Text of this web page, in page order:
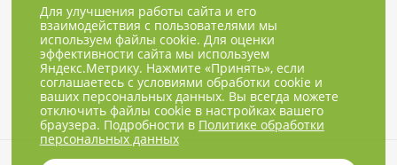
Для улучшения работы сайта и его
взаимодействия с пользователями мы
используем файлы cookie. Для оценки
эффективности сайта мы используем
Яндекс.Метрику. Нажмите «Принять», если
соглашаетесь с условиями обработки cookie и
ваших персональных данных. Вы всегда можете
отключить файлы cookie в настройках вашего
браузера. Подробности в Политике обработки
персональных данных